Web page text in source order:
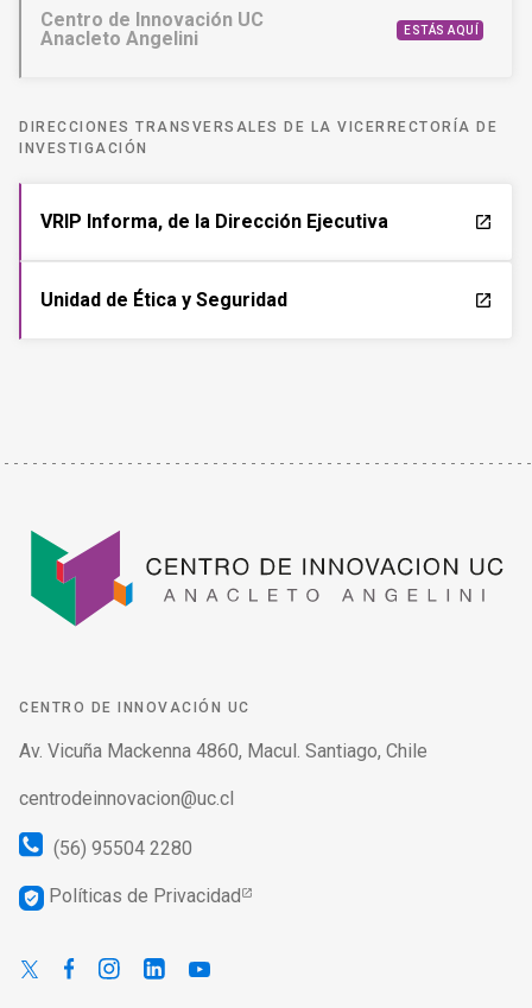
Centro de Innovación UC
Anacleto Angelini
ESTÁS AQUÍ
DIRECCIONES TRANSVERSALES DE LA VICERRECTORÍA DE
INVESTIGACIÓN
VRIP Informa, de la Dirección Ejecutiva launch
Unidad de Ética y Seguridad launch
CENTRO DE INNOVACIÓN UC
Av. Vicuña Mackenna 4860, Macul. Santiago, Chile
centrodeinnovacion@uc.cl
(56) 95504 2280
verified_user Políticas de Privacidad